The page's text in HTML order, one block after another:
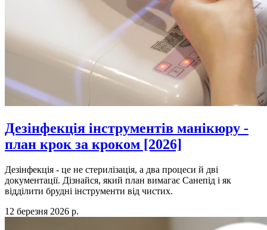
Дезінфекція інструментів манікюру -
план крок за кроком [2026]
Дезінфекція - це не стерилізація, а два процеси й дві
документації. Дізнайся, який план вимагає Санепід і як
відділити брудні інструменти від чистих.
12 березня 2026 р.